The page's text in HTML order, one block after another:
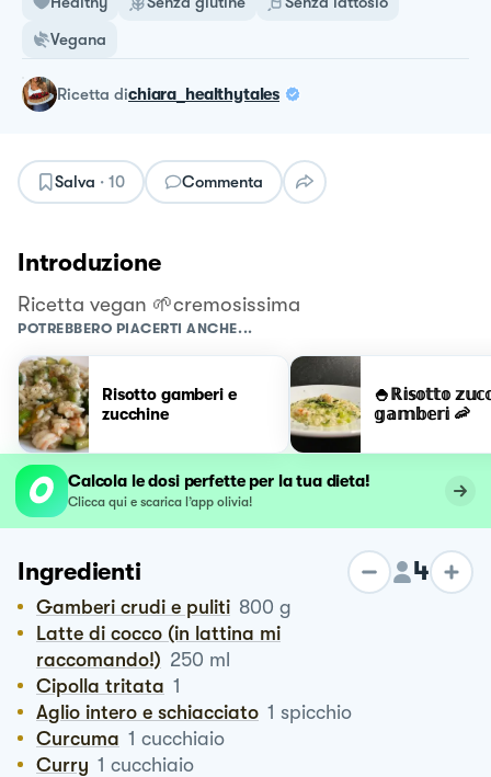
Vegana
ricetta dichiara_healthytales
Salva · 10 Commenta
Introduzione
Ricetta vegan 🌱cremosissima
POTREBBERO PIACERTI ANCHE...
Risotto gamberi e
zucchine
🍚ℝ𝕚𝕤𝕠𝕥𝕥𝕠
𝕘𝕒𝕞𝕓𝕖𝕣𝕚 🦐
Calcola le dosi perfette per la tua dieta!
Clicca qui e scarica l’app olivia!
Ingredienti 4
Gamberi crudi e puliti 800 g
Latte di cocco (in lattina mi
raccomando!) 250 ml
Cipolla tritata 1
Aglio intero e schiacciato 1 spicchio
Curcuma 1 cucchiaio
Curry 1 cucchiaio